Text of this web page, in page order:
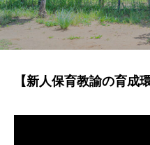
【新人保育教諭の育成